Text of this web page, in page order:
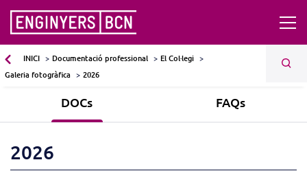
INICI Documentació professional
El Col·legi
Galeria fotogràfica
2026
DOCs FAQs
2026